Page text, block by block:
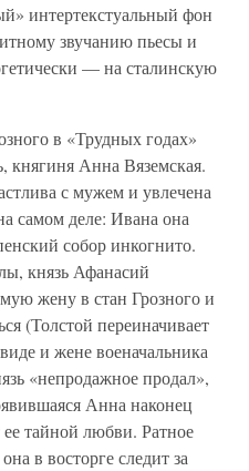
интертекстуальный фон
звучанию пьесы и
— на сталинскую
в «Трудных годах»
княгиня Анна Вяземская.
с мужем и увлечена
самом деле: Ивана она
собор инкогнито.
князь Афанасий
жену в стан Грозного и
(Толстой переиначивает
и жене военачальника
«непродажное продал»,
Анна наконец
тайной любви. Ратное
в восторге следит за